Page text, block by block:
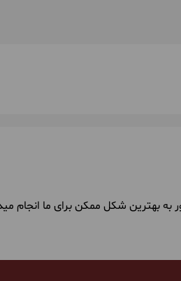
به بهترین شکل ممکن برای ما انجام